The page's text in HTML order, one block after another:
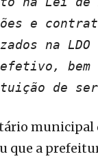
e
na
bem
de
municipal
que a